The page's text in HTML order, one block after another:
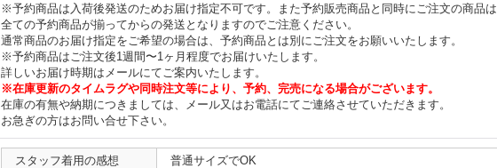
※予約商品は入荷後発送のためお届け指定不可です。また予約販売商品と同時にご注文の商品は
全ての予約商品が揃ってからの発送となりますのでご注意ください。
通常商品のお届け指定をご希望の場合は、予約商品とは別にご注文をお願いいたします。
※予約商品はご注文後1週間〜1ヶ月程度でお届けいたします。
詳しいお届け時期はメールにてご案内いたします。
※在庫更新のタイムラグや同時注文等により、予約、完売になる場合がございます。
在庫の有無や納期につきましては、メール又はお電話にてご連絡させていただきます。
お急ぎの方はお問い合せ下さい。
スタッフ着用の感想 普通サイズでOK